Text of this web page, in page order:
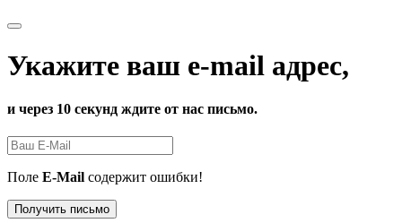
Укажите ваш e-mail адрес,
и через 10 секунд ждите от нас письмо.
Поле E-Mail содержит ошибки!
Получить письмо